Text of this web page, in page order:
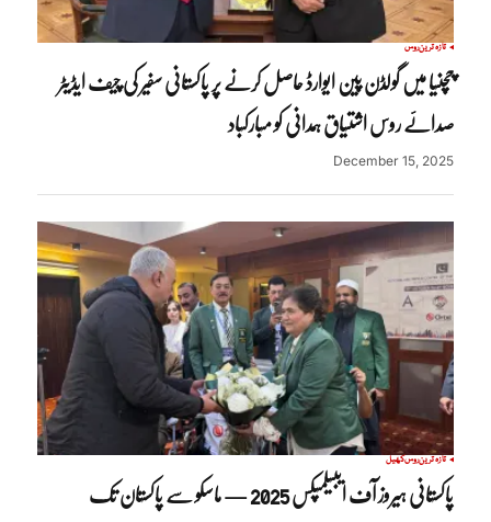
تازہ ترینروس
چچنیا میں گولڈن پین ایوارڈ حاصل کرنے پر پاکستانی سفیر کی چیف ایڈیٹر
صدائے روس اشتیاق ہمدانی کو مبارکباد
December 15, 2025
تازہ ترینروسکھیل
پاکستانی ہیروز آف ایبیلمپکس 2025 — ماسکو سے پاکستان تک